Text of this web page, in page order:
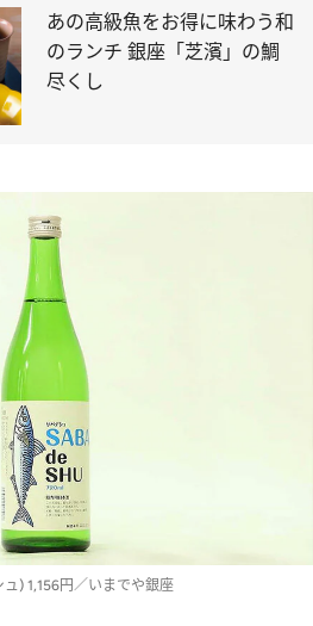
あの高級魚をお得に味わう和
のランチ 銀座「芝濱」の鯛
尽くし
ュ) 1,156円／いまでや銀座